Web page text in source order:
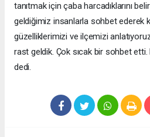
tanıtmak için çaba harcadıklarını
geldiğimiz insanlarla sohbet ederek
güzelliklerimizi ve ilçemizi
rast geldik. Çok sıcak bir sohbet
dedi.